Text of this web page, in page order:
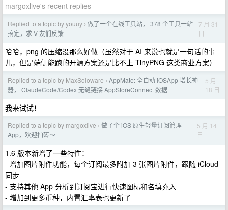
margoxlive's recent replies
Replied to a topic by youuy › 做了一个在线工具站， 378 个工具一站
搞定，求 V 友们反馈
7 月 31
日
哈哈，png 的压缩没那么好做（虽然对于 AI 来说也就是一句话的事
儿，但是端侧能跑的开源方案还是比不上 TinyPNG 这类商业方案）
Replied to a topic by MaxSoloware › AppMate: 全自动 iOSApp 增长神
器， ClaudeCode/Codex 无缝链接 AppStoreConnect 数据
5 月
18 日
我来试试！
Replied to a topic by margoxlive › 做了个 iOS 原生轻量订阅管理
App，欢迎拍砖～
5 月 14
日
1.6 版本新增了一些特性：
- 增加图片附件功能，每个订阅最多附加 3 张图片附件，跟随 iCloud
同步
- 支持其他 App 分析到订阅宝进行快速图标和名填充入
- 增加到更多币种，内置汇率表也更新了